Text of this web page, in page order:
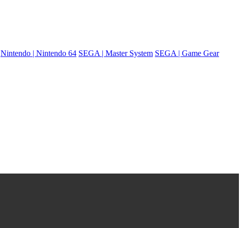
Nintendo | Nintendo 64 SEGA | Master System SEGA | Game Gear